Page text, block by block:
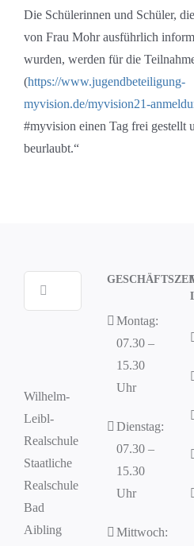
Die Schülerinnen und Schüler,
von Frau Mohr ausführlich
wurden, werden für die
(https://www.jugendbeteiligung-
myvision.de/myvision21-
#myvision einen Tag frei gestellt
beurlaubt.“
Wilhelm-
Leibl-
Realschule
Staatliche
Realschule
Bad
Aibling
Montag:
07.30 –
15.30
Uhr
Dienstag:
07.30 –
15.30
Uhr
Mittwoch: